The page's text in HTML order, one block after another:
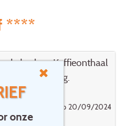
onze
****
keuken. Koffieonthaal
zeer lawaaierig.
Yvan Dejaegher op 20/09/2024